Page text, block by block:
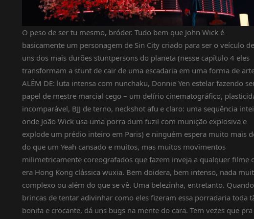
O peso de ser tu mesmo, bróder. Tudo bem que John Wick é
basicamente um personagem de Sin City criado para ser o veículo de
uns dos mais durões stuntpersons do planeta (nesse capítulo 4 eles
transformam a stunt de cair de uma escadaria em uma forma de
ALÉM DE: luta intensa com nunchaku, Donnie Yen estelar fazendo
papel de mestre marcial cego – um delírio cinematográfico,
incomparável, BJJ de terno, neckshot afu e claro: uma sequência
onde João Wick usa uma porra dum fuzil com munição explosiva e
explode um prédio inteiro em Paris) e ninguém espera muito mais
do que um Yeah cansado e muitos, mas muitos movimentos
milimetricamente coreografados que fazem inveja a qualquer filme
era Hong Kong clássica wuxia. Bem doidera, bem intenso, nada
complexo ou além do que se vê. Uma belezinha, entretanto.
brincas de tentar adivinhar como eles fizeram essa porradaria toda
bonita e crocante, dá uns bugs na mente do cara. Tem vezes que pra